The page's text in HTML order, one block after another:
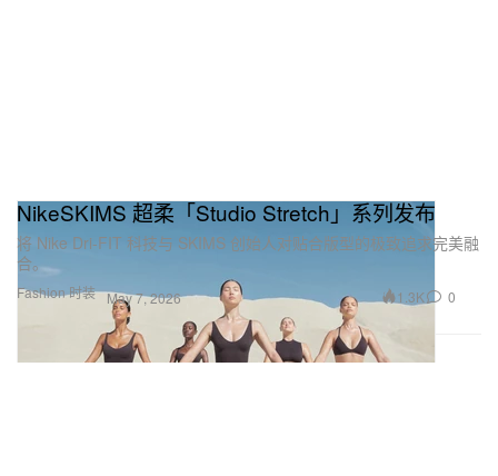
Fashion 时装
NikeSKIMS 超柔「Studio Stretch」系列发布
将 Nike Dri-FIT 科技与 SKIMS 创始人对贴合版型的极致追求完美融
合。
May 7, 2026 1.3K 0